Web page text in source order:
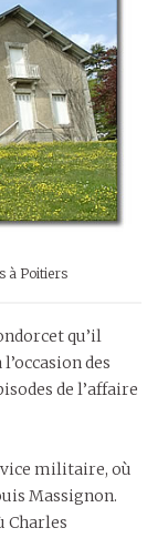
à Poitiers
qu’il
des
de l’affaire
militaire, où
Massignon.
Charles